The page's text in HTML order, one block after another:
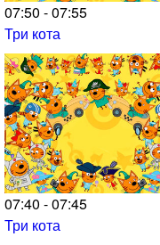
07:50 - 07:55
Три кота
07:40 - 07:45
Три кота